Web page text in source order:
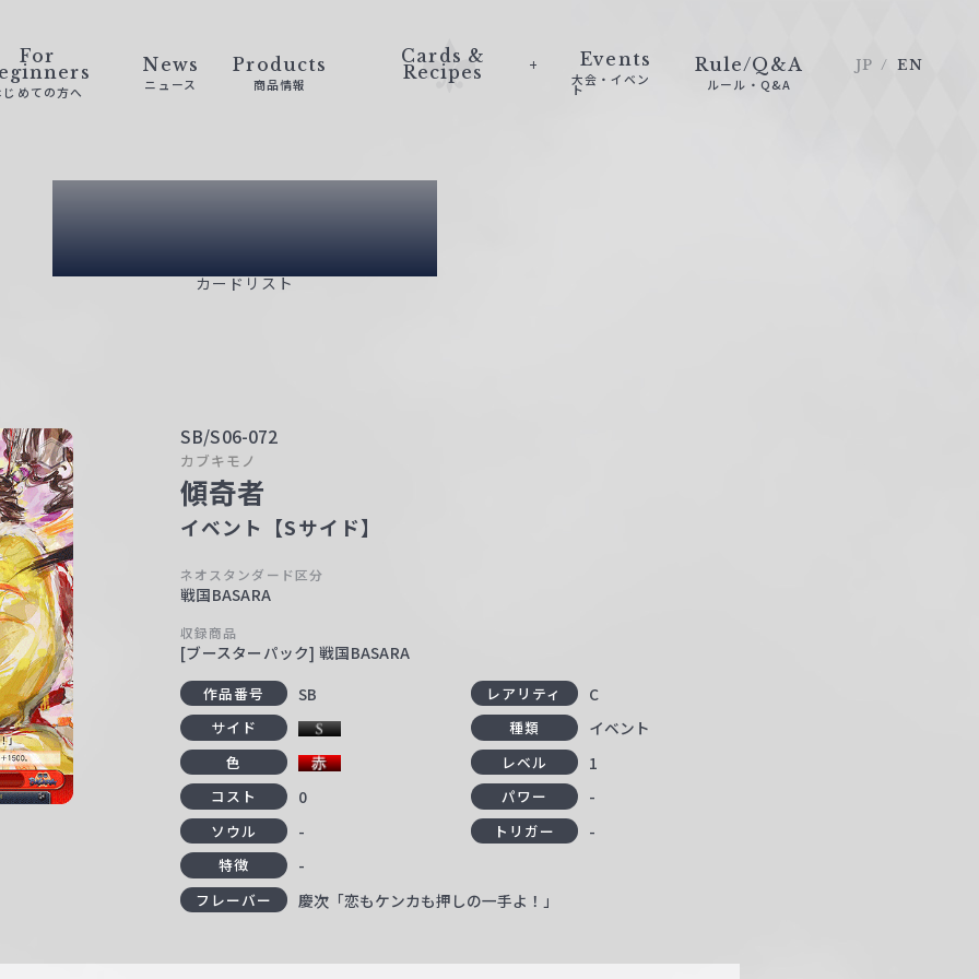
For
じめての方へ
News
ニュース
Products
商品情報
Cards &
Recipes
Events
大会・イベン
ト
Rule/Q&A
ルール・Q&A
JP EN
Card List
カードリスト
SB/S06-072
カブキモノ
傾奇者
イベント【Sサイド】
ネオスタンダード区分
戦国BASARA
収録商品
[ブースターパック] 戦国BASARA
作品番号 SB レアリティ C
サイド 種類 イベント
色 レベル 1
コスト 0 パワー -
ソウル - トリガー -
特徴 -
フレーバー 慶次「恋もケンカも押しの一手よ！」